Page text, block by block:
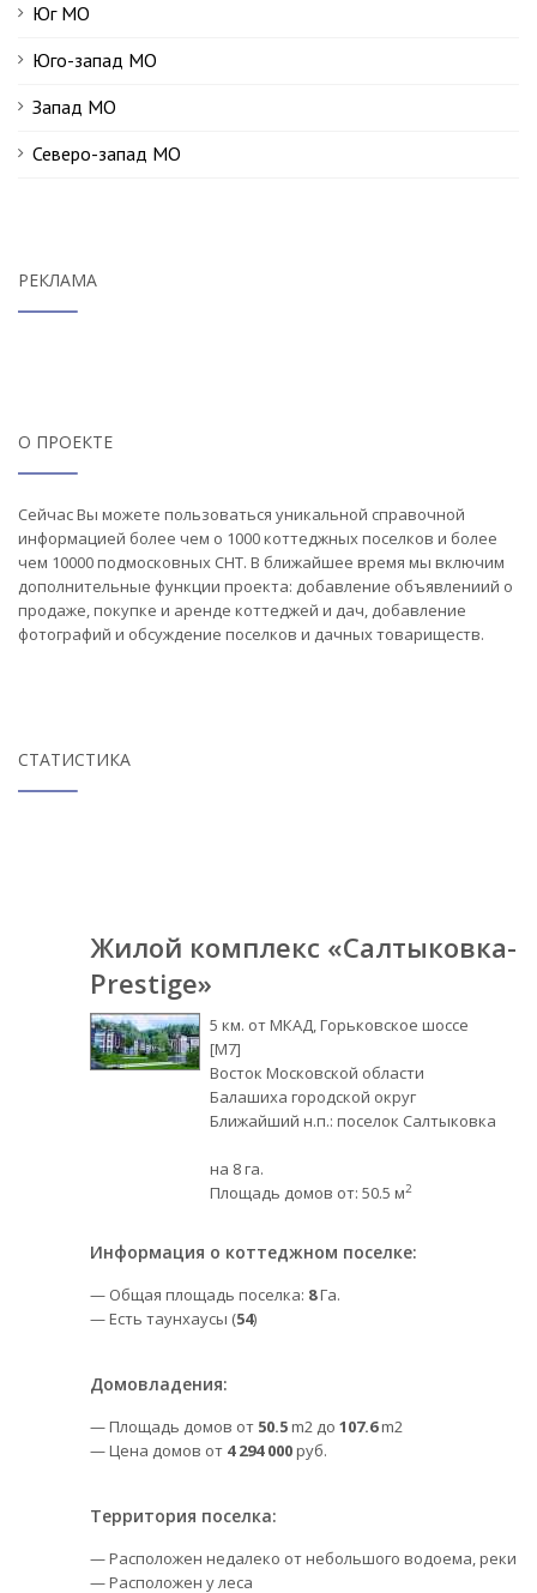
Юг МО
Юго-запад МО
Запад МО
Северо-запад МО
РЕКЛАМА
О ПРОЕКТЕ
Сейчас Вы можете пользоваться уникальной справочной
информацией более чем о 1000 коттеджных поселков и более
чем 10000 подмосковных СНТ. В ближайшее время мы включим
дополнительные функции проекта: добавление объявлениий о
продаже, покупке и аренде коттеджей и дач, добавление
фотографий и обсуждение поселков и дачных товариществ.
СТАТИСТИКА
Жилой комплекс «Салтыковка-
Prestige»
5 км. от МКАД, Горьковское шоссе
[М7]
Восток Московской области
Балашиха городской округ
Ближайший н.п.: поселок Салтыковка
на 8 га.
Площадь домов от: 50.5 м2
Информация о коттеджном поселке:
— Общая площадь поселка: 8Га.
— Есть таунхаусы (54)
Домовладения:
— Площадь домов от 50.5m2 до 107.6m2
— Цена домов от 4 294 000руб.
Территория поселка:
— Расположен недалеко от небольшого водоема, реки
— Расположен у леса